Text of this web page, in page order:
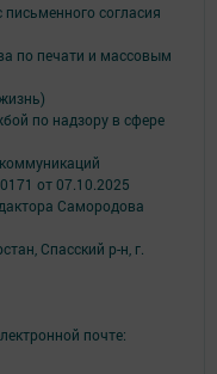
согласия
по печати и массовым
по надзору в сфере
от 07.10.2025
Самородова
Спасский р-н, г.
почте: